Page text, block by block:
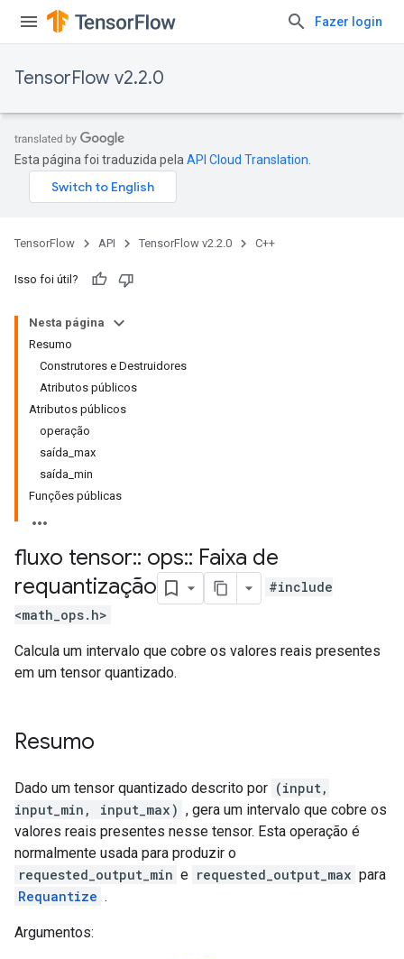
Fazer login
TensorFlow v2.2.0
Esta página foi traduzida pela API Cloud Translation
TensorFlow API TensorFlow v2.2.0 C++
Isso foi útil?
Nesta página
Resumo
Construtores e Destruidores
Atributos públicos
Atributos públicos
operação
saída_max
saída_min
Funções públicas
fluxo tensor:: ops:: Faixa de
requantização
#include
<math_ops.h>
Calcula um intervalo que cobre os valores reais presentes
em um tensor quantizado.
Resumo
Dado um tensor quantizado descrito por (input,
input_min, input_max) , gera um intervalo que cobre os
valores reais presentes nesse tensor. Esta operação é
normalmente usada para produzir o
requested_output_min e requested_output_max para
Requantize .
Argumentos: